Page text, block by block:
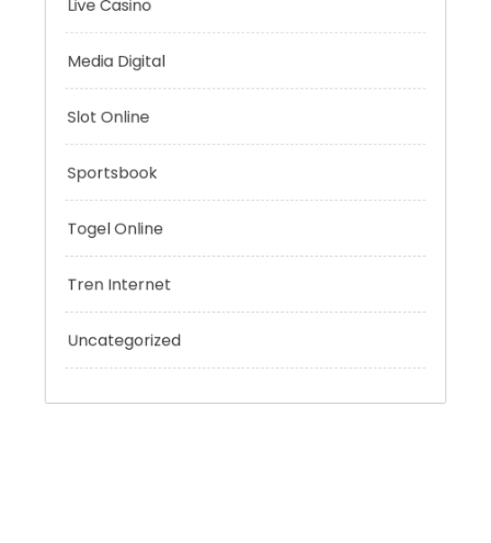
Live Casino
Slot Online
Sportsbook
Togel Online
Tren Internet